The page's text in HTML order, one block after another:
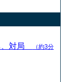
、対局
（約3分